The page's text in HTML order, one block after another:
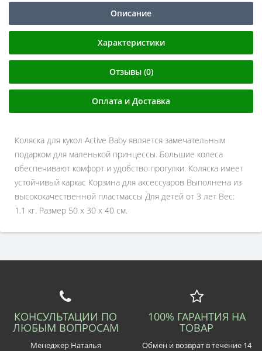
Описание
Характеристики
Отзывы (0)
Оплата и Доставка
Коляска для кукол Active Baby является замечательным
подарком для маленькой принцессы. Большие колеса
обеспечивают комфорт и удобство прогулки. Коляска имеет
устойчивый каркас Корзина для аксессуаров Выполнена из
высококачественной пластмассы Для детей от 3 лет Вес:
1.1 кг. Размер 50 x 30 x 40 см.
КОНСУЛЬТАЦИИ ПО
ЛЮБЫМ ВОПРОСАМ
Менеджер Наталья
100% ГАРАНТИЯ НА
ТОВАР
Обмен и возврат в течение 14